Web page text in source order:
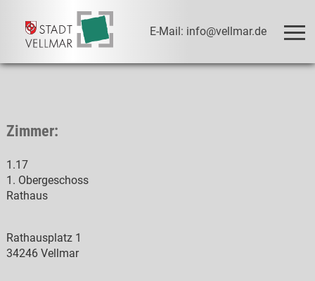
E-Mail: info@vellmar.de
Zimmer:
1.17
1. Obergeschoss
Rathaus
Rathausplatz 1
34246 Vellmar